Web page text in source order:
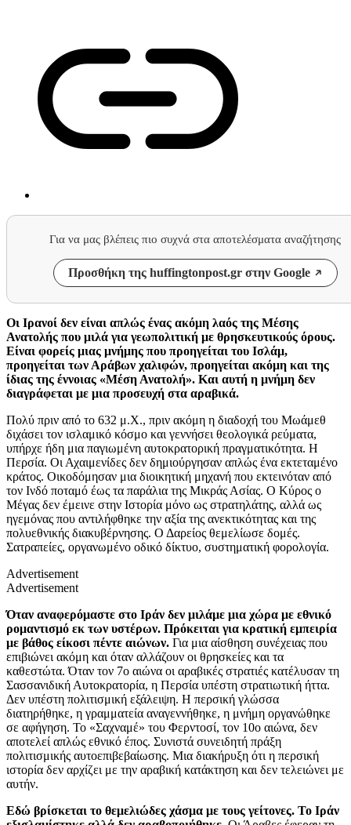
Για να μας βλέπεις πιο συχνά στα αποτελέσματα αναζήτησης
Προσθήκη της huffingtonpost.gr στην Google
Οι Ιρανοί δεν είναι απλώς ένας ακόμη λαός της Μέσης
Ανατολής που μιλά για γεωπολιτική με θρησκευτικούς όρους.
Είναι φορείς μιας μνήμης που προηγείται του Ισλάμ,
προηγείται των Αράβων χαλιφών, προηγείται ακόμη και της
ίδιας της έννοιας «Μέση Ανατολή». Και αυτή η μνήμη δεν
διαγράφεται με μια προσευχή στα αραβικά.
Πολύ πριν από το 632 μ.Χ., πριν ακόμη η διαδοχή του Μωάμεθ
διχάσει τον ισλαμικό κόσμο και γεννήσει θεολογικά ρεύματα,
υπήρχε ήδη μια παγιωμένη αυτοκρατορική πραγματικότητα. Η
Περσία. Οι Αχαιμενίδες δεν δημιούργησαν απλώς ένα εκτεταμένο
κράτος. Οικοδόμησαν μια διοικητική μηχανή που εκτεινόταν από
τον Ινδό ποταμό έως τα παράλια της Μικράς Ασίας. Ο Κύρος ο
Μέγας δεν έμεινε στην Ιστορία μόνο ως στρατηλάτης, αλλά ως
ηγεμόνας που αντιλήφθηκε την αξία της ανεκτικότητας και της
πολυεθνικής διακυβέρνησης. Ο Δαρείος θεμελίωσε δομές.
Σατραπείες, οργανωμένο οδικό δίκτυο, συστηματική φορολογία.
Advertisement
Advertisement
Όταν αναφερόμαστε στο Ιράν δεν μιλάμε μια χώρα με εθνικό
ρομαντισμό εκ των υστέρων. Πρόκειται για κρατική εμπειρία
με βάθος είκοσι πέντε αιώνων. Για μια αίσθηση συνέχειας που
επιβιώνει ακόμη και όταν αλλάζουν οι θρησκείες και τα
καθεστώτα. Όταν τον 7ο αιώνα οι αραβικές στρατιές κατέλυσαν τη
Σασσανιδική Αυτοκρατορία, η Περσία υπέστη στρατιωτική ήττα.
Δεν υπέστη πολιτισμική εξάλειψη. Η περσική γλώσσα
διατηρήθηκε, η γραμματεία αναγεννήθηκε, η μνήμη οργανώθηκε
σε αφήγηση. Το «Σαχναμέ» του Φερντοσί, τον 10ο αιώνα, δεν
αποτελεί απλώς εθνικό έπος. Συνιστά συνειδητή πράξη
πολιτισμικής αυτοεπιβεβαίωσης. Μια διακήρυξη ότι η περσική
ιστορία δεν αρχίζει με την αραβική κατάκτηση και δεν τελειώνει με
αυτήν.
Εδώ βρίσκεται το θεμελιώδες χάσμα με τους γείτονες. Το Ιράν